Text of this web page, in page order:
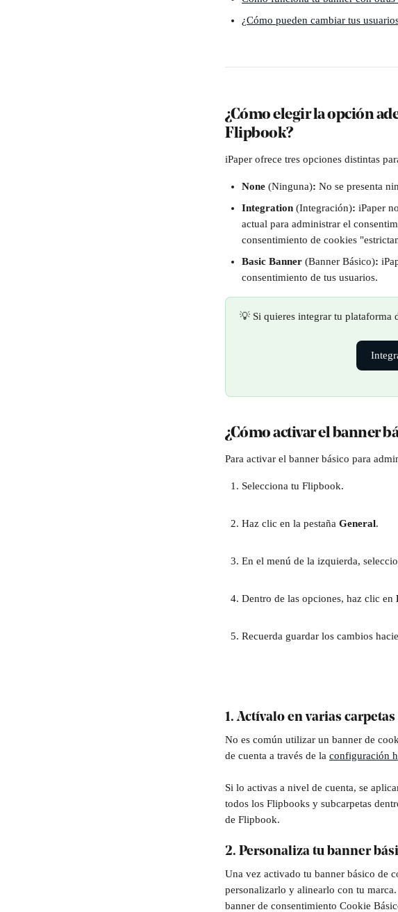
¿Cómo pueden cambiar tus
¿Cómo elegir la opción
Flipbook?
iPaper ofrece tres opciones distintas
None (Ninguna): No se presenta
Integration (Integración): iPaper
actual para administrar el
consentimiento de cookies
Basic Banner (Banner Básico):
consentimiento de tus usuarios.
💡 Si quieres integrar tu plataforma
¿Cómo activar el banner
Para activar el banner básico para
Selecciona tu Flipbook.
Haz clic en la pestaña General.
En el menú de la izquierda,
Dentro de las opciones, haz clic en
Recuerda guardar los cambios
1. Actívalo en varias
No es común utilizar un banner de
de cuenta a través de la configuración
Si lo activas a nivel de cuenta, se
todos los Flipbooks y subcarpetas
de Flipbook.
2. Personaliza tu banner
Una vez activado tu banner básico de
personalizarlo y alinearlo con tu
banner de consentimiento Cookie